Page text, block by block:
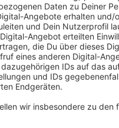
Wegen eines aktuellen
gesperrt. Die Züge halten
teilweise aus. Die Bahn will
Anzeige